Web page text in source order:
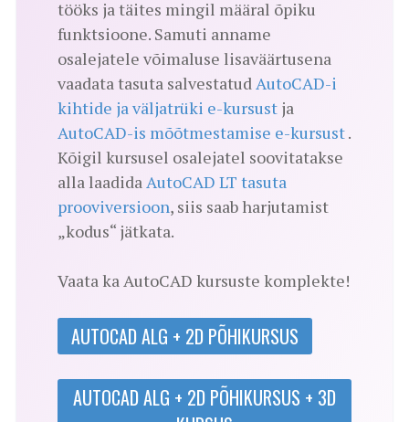
tööks ja täites mingil määral õpiku
funktsioone. Samuti anname
osalejatele võimaluse lisaväärtusena
vaadata tasuta salvestatudAutoCAD-i
kihtide ja väljatrüki e-kursust ja
AutoCAD-is mõõtmestamise e-kursust.
Kõigil kursusel osalejatel soovitatakse
alla laadidaAutoCAD LT tasuta
prooviversioon, siis saab harjutamist
„kodus“ jätkata.
Vaata ka AutoCAD kursuste komplekte!
AUTOCAD ALG + 2D PÕHIKURSUS
AUTOCAD ALG + 2D PÕHIKURSUS + 3D